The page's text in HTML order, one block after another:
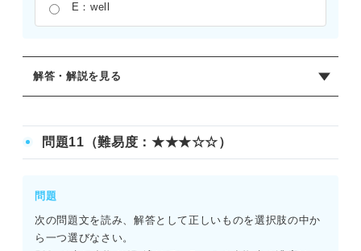
E：well
解答・解説を見る
「so as to〜」は「〜するために」という目的を表す熟語
である。文全体では「サラは締め切り前にプレゼンテーシ
to」と同様の使い方をするが、ここでは直後に「as to」が
続いているため、「so」を選択するのが最も適切である。
問題11（難易度：★★★☆☆）
問題
次の問題文を読み、解答として正しいものを選択肢の中か
ら一つ選びなさい。